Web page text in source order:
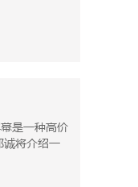
是一种高价
诚将介绍一